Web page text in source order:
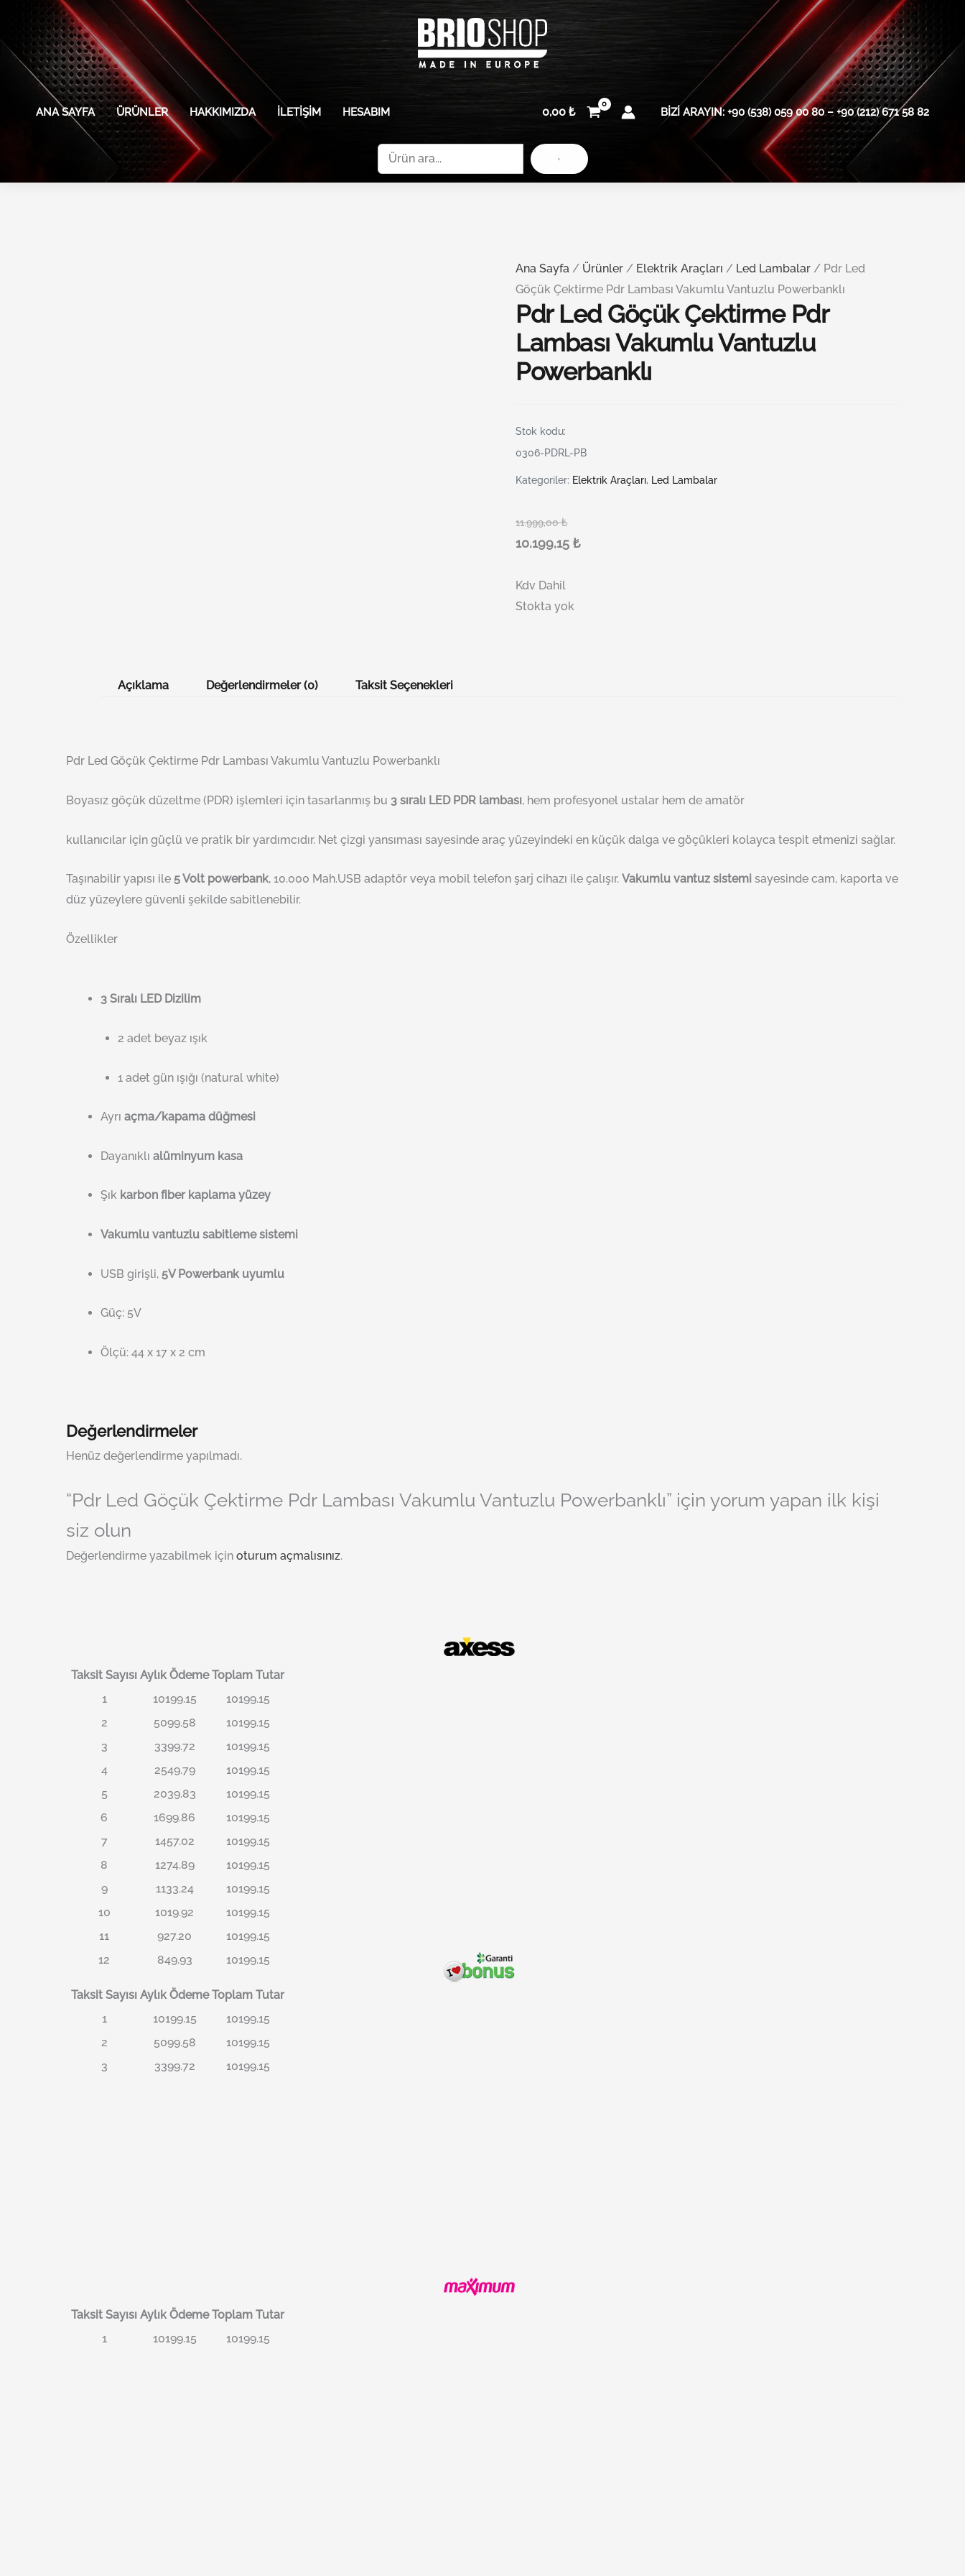
ANA SAYFA ÜRÜNLER HAKKIMIZDA İLETIŞIM HESABIM 0,00 ₺ BIZI ARAYIN: +90 (538) 059 00 80 – +90 (212) 671 58 82
Ara
Ana Sayfa / Ürünler / Elektrik Araçları / Led Lambalar / Pdr Led
Göçük Çektirme Pdr Lambası Vakumlu Vantuzlu Powerbanklı
Pdr Led Göçük Çektirme Pdr
Lambası Vakumlu Vantuzlu
Powerbanklı
Stok kodu:
0306-PDRL-PB
Kategoriler: Elektrik Araçları, Led Lambalar
11.999,00₺
10.199,15₺
Kdv Dahil
Stokta yok
Açıklama Değerlendirmeler (0) Taksit Seçenekleri
Pdr Led Göçük Çektirme Pdr Lambası Vakumlu Vantuzlu Powerbanklı
Boyasız göçük düzeltme (PDR) işlemleri için tasarlanmış bu 3 sıralı LED PDR lambası, hem profesyonel ustalar hem de amatör
kullanıcılar için güçlü ve pratik bir yardımcıdır. Net çizgi yansıması sayesinde araç yüzeyindeki en küçük dalga ve göçükleri kolayca tespit etmenizi sağlar.
Taşınabilir yapısı ile 5 Volt powerbank, 10.000 Mah.USB adaptör veya mobil telefon şarj cihazı ile çalışır. Vakumlu vantuz sistemi sayesinde cam, kaporta ve
düz yüzeylere güvenli şekilde sabitlenebilir.
Özellikler
3 Sıralı LED Dizilim
2 adet beyaz ışık
1 adet gün ışığı (natural white)
Ayrı açma/kapama düğmesi
Dayanıklı alüminyum kasa
Şık karbon fiber kaplama yüzey
Vakumlu vantuzlu sabitleme sistemi
USB girişli, 5V Powerbank uyumlu
Güç: 5V
Ölçü: 44 x 17 x 2 cm
Değerlendirmeler
Henüz değerlendirme yapılmadı.
“Pdr Led Göçük Çektirme Pdr Lambası Vakumlu Vantuzlu Powerbanklı” için yorum yapan ilk kişi
siz olun
Değerlendirme yazabilmek için oturum açmalısınız.
Taksit Sayısı Aylık Ödeme Toplam Tutar
1
10199.15
10199.15
2
5099.58
10199.15
3
3399.72
10199.15
4
2549.79
10199.15
5
2039.83
10199.15
6
1699.86
10199.15
7
1457.02
10199.15
8
1274.89
10199.15
9
1133.24
10199.15
10
1019.92
10199.15
11
927.20
10199.15
12
849.93 10199.15
Taksit Sayısı Aylık Ödeme Toplam Tutar
1
10199.15
10199.15
2
5099.58
10199.15
3
3399.72 10199.15
Taksit Sayısı Aylık Ödeme Toplam Tutar
1
10199.15 10199.15